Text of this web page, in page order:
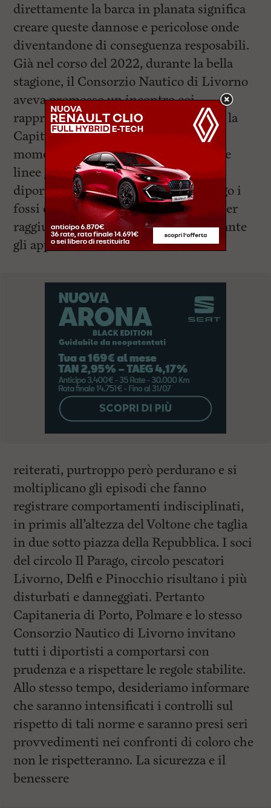
direttamente la barca in planata significa
creare queste dannose e pericolose onde
diventandone di conseguenza resposabili.
Già nel corso del 2022, durante la bella
stagione, il Consorzio Nautico di Livorno
aveva promosso un incontro coi
rappresentanti dell’Autorità Portuale, la
Capitaneria di Porto e la Polmare: un
momento di confronto utile a stabilire
linee guida comportamentali per i
diportisti livornesi che navigano lungo i
fossi e nelle zone antistanti il porto, per
raggiungere l’uscita dai Moli. Nonostante
gli appelli
reiterati, purtroppo però perdurano e si
moltiplicano gli episodi che fanno
registrare comportamenti indisciplinati,
in primis all’altezza del Voltone che taglia
in due sotto piazza della Repubblica. I soci
del circolo Il Parago, circolo pescatori
Livorno, Delfi e Pinocchio risultano i più
disturbati e danneggiati. Pertanto
Capitaneria di Porto, Polmare e lo stesso
Consorzio Nautico di Livorno invitano
tutti i diportisti a comportarsi con
prudenza e a rispettare le regole stabilite.
Allo stesso tempo, desideriamo informare
che saranno intensificati i controlli sul
rispetto di tali norme e saranno presi seri
provvedimenti nei confronti di coloro che
non le rispetteranno. La sicurezza e il
benessere